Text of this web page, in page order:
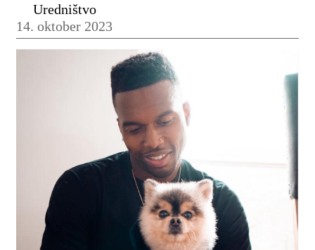
Uredništvo
14. oktober 2023